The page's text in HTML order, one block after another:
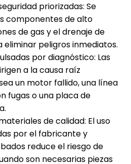
priorizadas: Se
componentes de alto
de gas y el drenaje de
eliminar peligros inmediatos.
por diagnóstico: Las
a la causa raíz
un motor fallido, una línea
fugas o una placa de
de calidad: El uso
por el fabricante y
reduce el riesgo de
son necesarias piezas